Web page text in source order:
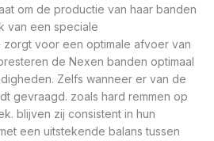
om de productie van haar banden
van een speciale
zorgt voor een optimale afvoer van
de Nexen banden optimaal
Zelfs wanneer er van de
gevraagd. zoals hard remmen op
blijven zij consistent in hun
een uitstekende balans tussen